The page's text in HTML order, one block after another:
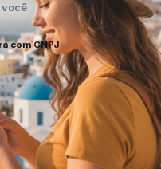
você
com CNPJ